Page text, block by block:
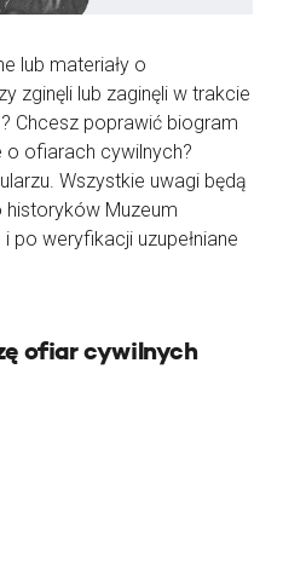
lub materiały o
zginęli lub zaginęli w trakcie
Chcesz poprawić biogram
ofiarach cywilnych?
Wszystkie uwagi będą
Muzeum
po weryfikacji uzupełniane
ofiar cywilnych